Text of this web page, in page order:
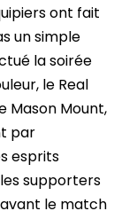
ont fait
un simple
la soirée
le Real
Mason Mount,
par
esprits
supporters
avant le match